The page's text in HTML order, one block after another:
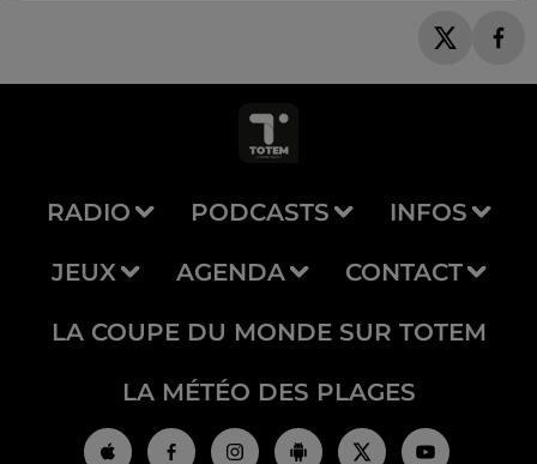
RADIO PODCASTS INFOS
JEUX AGENDA CONTACT
LA COUPE DU MONDE SUR TOTEM
LA MÉTÉO DES PLAGES